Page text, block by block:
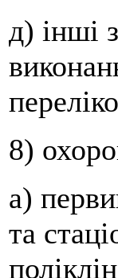
д) інші
8)
а)
та